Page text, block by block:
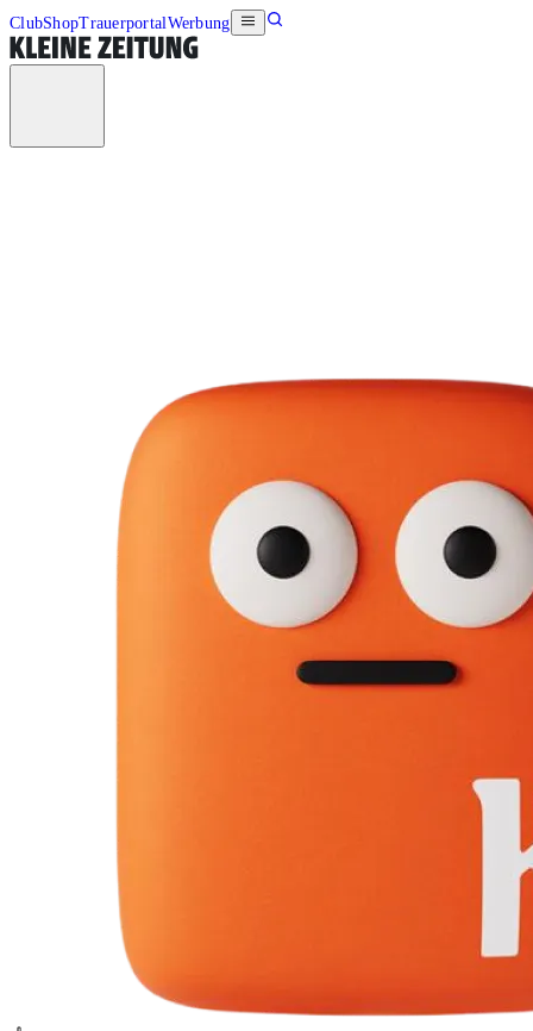
ClubShopTrauerportalWerbung